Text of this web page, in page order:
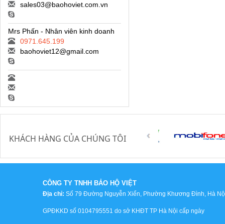
sales03@baohoviet.com.vn
Mrs Phấn - Nhân viên kinh doanh
0971.645.199
baohoviet12@gmail.com
KHÁCH HÀNG CỦA CHÚNG TÔI
CÔNG TY TNHH BẢO HỘ VIỆT
Địa chỉ: Số 79 Đường Nguyễn Xiển, Phường Khương Đình, Hà
GPĐKKD số 0104795551 do sở KHĐT TP Hà Nội cấp ngày